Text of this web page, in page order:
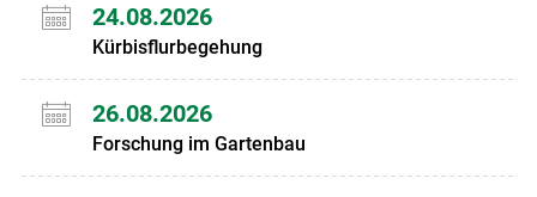
24.08.2026
Kürbisflurbegehung
26.08.2026
Forschung im Gartenbau